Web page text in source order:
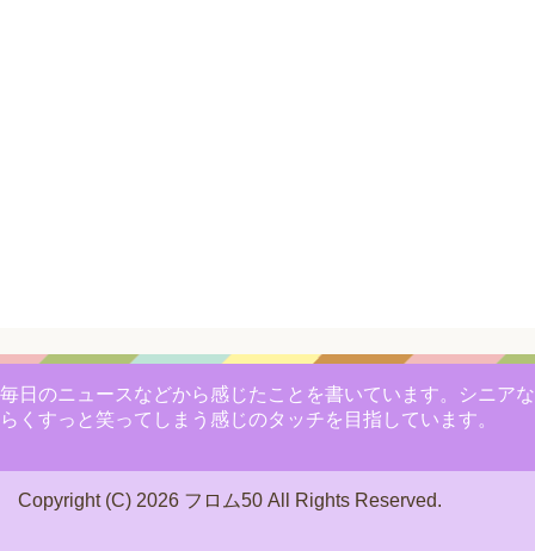
毎日のニュースなどから感じたことを書いています。シニアな
らくすっと笑ってしまう感じのタッチを目指しています。
Copyright (C) 2026 フロム50 All Rights Reserved.